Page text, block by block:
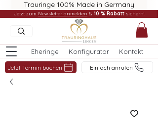
Trauringe 100% Made in Germany
Eheringe Konfigurator Kontakt
Jetzt Termin buchen Einfach anrufen
Jetzt zum Newsletter anmelden & 10 % Rabatt sichern!